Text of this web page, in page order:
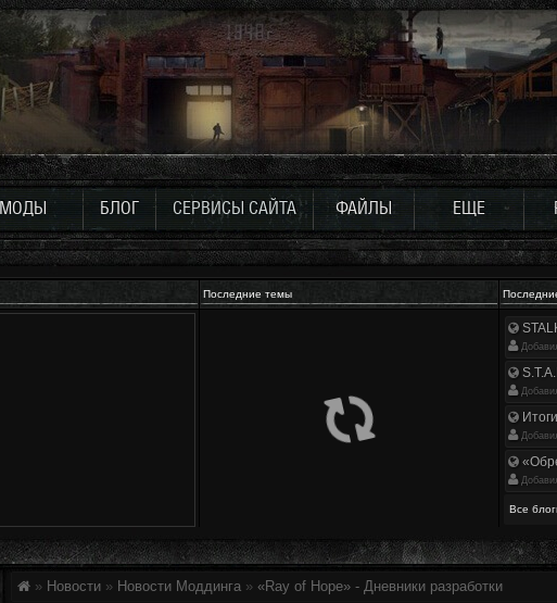
МОДЫ БЛОГ СЕРВИСЫ САЙТА ФАЙЛЫ ЕЩЕ
Последние темы
Все
» Новости » Новости Моддинга » «Ray of Hope» - Дневники разработки